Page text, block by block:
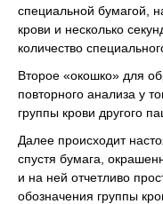
специальной бумагой,
крови и несколько
количество
Второе «окошко» для
повторного анализа у
группы крови другого
Далее происходит
спустя бумага,
и на ней отчетливо
обозначения группы